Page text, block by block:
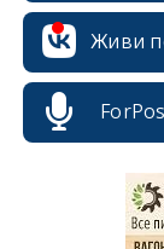
Живи